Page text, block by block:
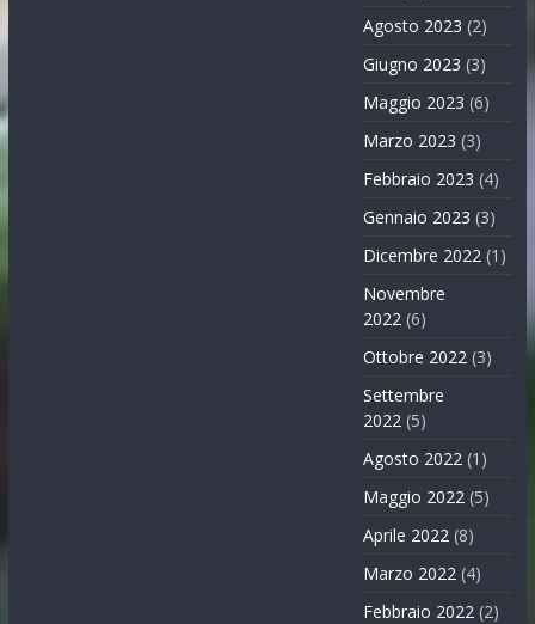
Agosto 2023 (2)
Giugno 2023 (3)
Maggio 2023 (6)
Marzo 2023 (3)
Febbraio 2023 (4)
Gennaio 2023 (3)
Dicembre 2022 (1)
Novembre
2022 (6)
Ottobre 2022 (3)
Settembre
2022 (5)
Agosto 2022 (1)
Maggio 2022 (5)
Aprile 2022 (8)
Marzo 2022 (4)
Febbraio 2022 (2)